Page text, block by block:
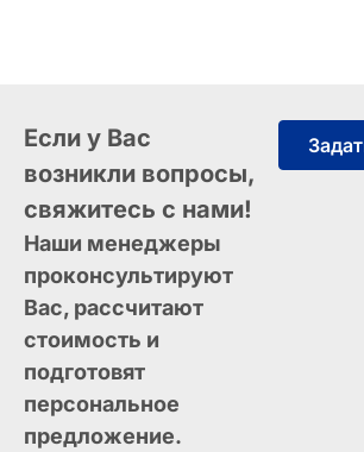
Если у Вас
возникли вопросы,
свяжитесь с нами!
Наши менеджеры
проконсультируют
Вас, рассчитают
стоимость и
подготовят
персональное
предложение.